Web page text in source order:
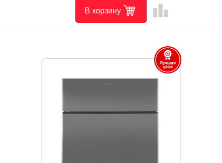
В корзину leaderboard